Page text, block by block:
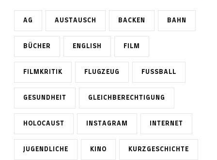
AG AUSTAUSCH BACKEN BAHN
BÜCHER ENGLISH FILM
FILMKRITIK FLUGZEUG FUSSBALL
GESUNDHEIT GLEICHBERECHTIGUNG
HOLOCAUST INSTAGRAM INTERNET
JUGENDLICHE KINO KURZGESCHICHTE